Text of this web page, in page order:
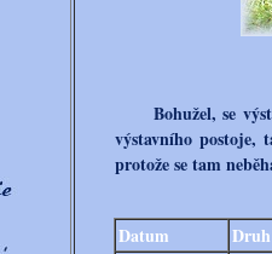
Bohužel, se
výstavního postoje,
protože se tam
Datum